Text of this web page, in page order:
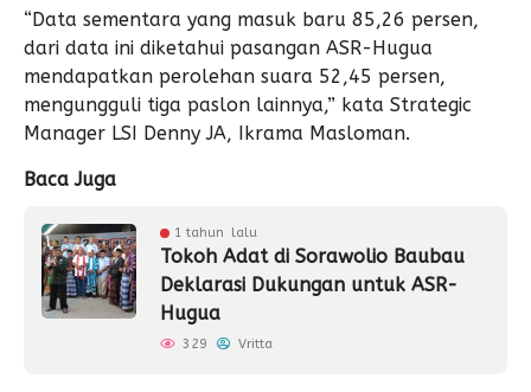
“Data sementara yang masuk baru 85,26 persen,
dari data ini diketahui pasangan ASR-Hugua
mendapatkan perolehan suara 52,45 persen,
mengungguli tiga paslon lainnya,” kata Strategic
Manager LSI Denny JA, Ikrama Masloman.
Baca Juga
1 tahun lalu
Tokoh Adat di Sorawolio Baubau
Deklarasi Dukungan untuk ASR-
Hugua
329 Vritta